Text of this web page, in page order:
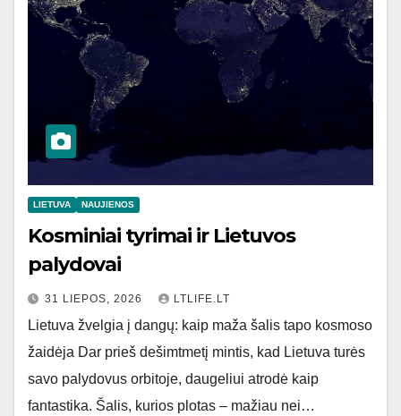
LIETUVA NAUJIENOS
Kosminiai tyrimai ir Lietuvos
palydovai
31 LIEPOS, 2026 LTLIFE.LT
Lietuva žvelgia į dangų: kaip maža šalis tapo kosmoso
žaidėja Dar prieš dešimtmetį mintis, kad Lietuva turės
savo palydovus orbitoje, daugeliui atrodė kaip
fantastika. Šalis, kurios plotas – mažiau nei…